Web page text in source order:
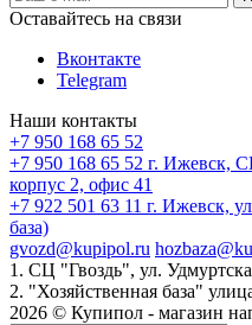
Оставайтесь на связи
Вконтакте
Telegram
Наши контакты
+7 950 168 65 52
+7 950 168 65 52 г. Ижевск,
корпус 2, офис 41
+7 922 501 63 11 г. Ижевск,
база)
gvozd@kupipol.ru
1. СЦ "Гвоздь", ул.
2. "Хозяйственная база"
2026 © Купипол - магазин